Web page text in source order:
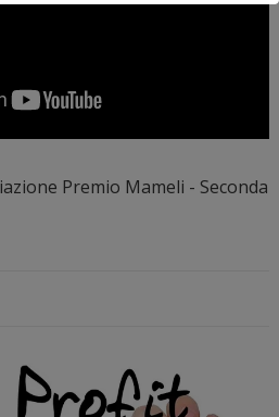
Premio Mameli - Seconda